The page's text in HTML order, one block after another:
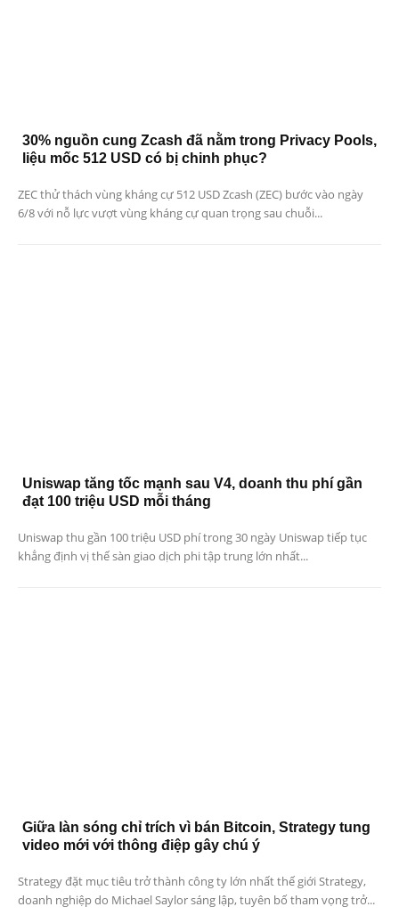
30% nguồn cung Zcash đã nằm trong Privacy Pools,
liệu mốc 512 USD có bị chinh phục?
ZEC thử thách vùng kháng cự 512 USD Zcash (ZEC) bước vào ngày
6/8 với nỗ lực vượt vùng kháng cự quan trọng sau chuỗi...
Uniswap tăng tốc mạnh sau V4, doanh thu phí gần
đạt 100 triệu USD mỗi tháng
Uniswap thu gần 100 triệu USD phí trong 30 ngày Uniswap tiếp tục
khẳng định vị thế sàn giao dịch phi tập trung lớn nhất...
Giữa làn sóng chỉ trích vì bán Bitcoin, Strategy tung
video mới với thông điệp gây chú ý
Strategy đặt mục tiêu trở thành công ty lớn nhất thế giới Strategy,
doanh nghiệp do Michael Saylor sáng lập, tuyên bố tham vọng trở...